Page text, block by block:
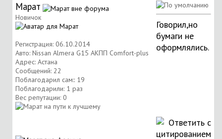
Марат
Новичок
Регистрация: 06.10.2014
Авто: Nissan Almera G15 АКПП Comfort-plus
Адрес: Астана
Сообщений: 22
Поблагодарил сам:: 19
Поблагодарили: 1 раз
Вес репутации: 0
Говорил,но
бумаги не
оформлялись.